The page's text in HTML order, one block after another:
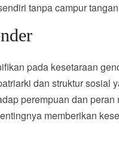
tanpa campur
pada kesetaraan
dan struktur sosial
perempuan dan
memberikan